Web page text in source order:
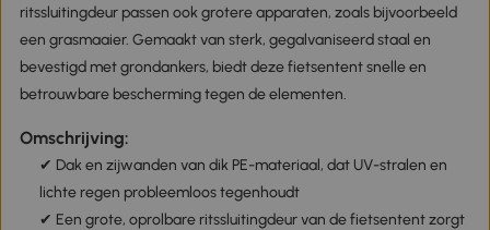
ritssluitingdeur passen ook grotere apparaten, zoals bijvoorbeeld
een grasmaaier. Gemaakt van sterk, gegalvaniseerd staal en
bevestigd met grondankers, biedt deze fietsentent snelle en
betrouwbare bescherming tegen de elementen.
Omschrijving:
✔ Dak en zijwanden van dik PE-materiaal, dat UV-stralen en
lichte regen probleemloos tegenhoudt
✔ Een grote, oprolbare ritssluitingdeur van de fietsentent zorgt